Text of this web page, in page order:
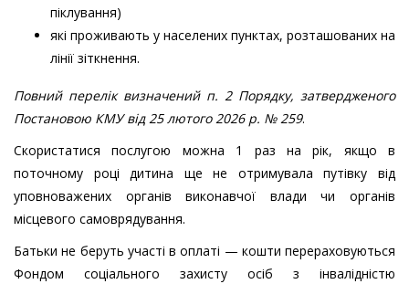
піклування)
які проживають у населених пунктах, розташованих на
лінії зіткнення.
Повний перелік визначений п. 2 Порядку, затвердженого
Постановою КМУ від 25 лютого 2026 р. № 259.
Скористатися послугою можна 1 раз на рік, якщо в
поточному році дитина ще не отримувала путівку від
уповноважених органів виконавчої влади чи органів
місцевого самоврядування.
Батьки не беруть участі в оплаті — кошти перераховуються
Фондом соціального захисту осіб з інвалідністю